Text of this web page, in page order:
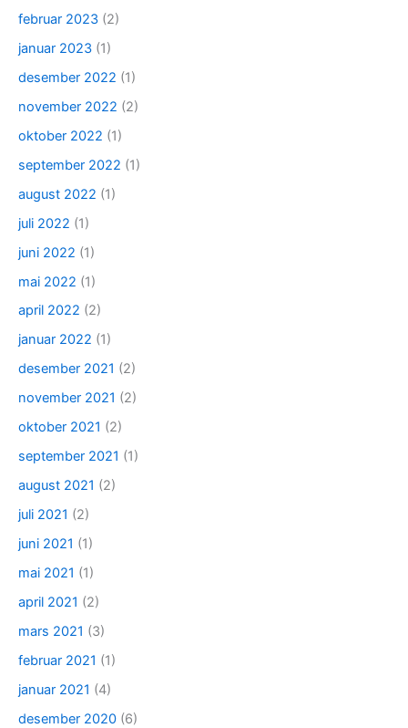
februar 2023 (2)
januar 2023 (1)
desember 2022 (1)
november 2022 (2)
oktober 2022 (1)
september 2022 (1)
august 2022 (1)
juli 2022 (1)
juni 2022 (1)
mai 2022 (1)
april 2022 (2)
januar 2022 (1)
desember 2021 (2)
november 2021 (2)
oktober 2021 (2)
september 2021 (1)
august 2021 (2)
juli 2021 (2)
juni 2021 (1)
mai 2021 (1)
april 2021 (2)
mars 2021 (3)
februar 2021 (1)
januar 2021 (4)
desember 2020 (6)